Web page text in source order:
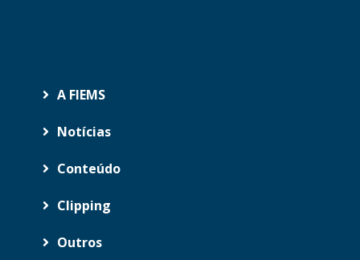
A FIEMS
Notícias
Conteúdo
Clipping
Outros